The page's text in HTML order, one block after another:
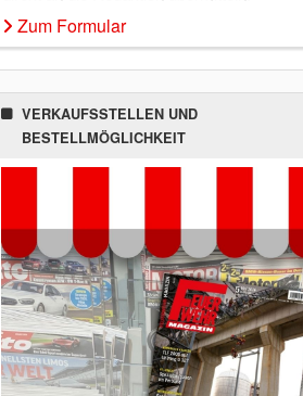
Zum Formular
VERKAUFSSTELLEN UND
BESTELLMÖGLICHKEIT